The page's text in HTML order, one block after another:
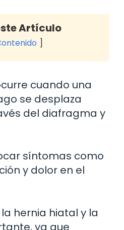
Artículo
cuando una
se desplaza
del diafragma y
síntomas como
y dolor en el
hernia hiatal y la
ya que